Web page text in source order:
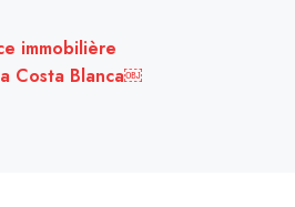
immobilière
Costa Blanca￼